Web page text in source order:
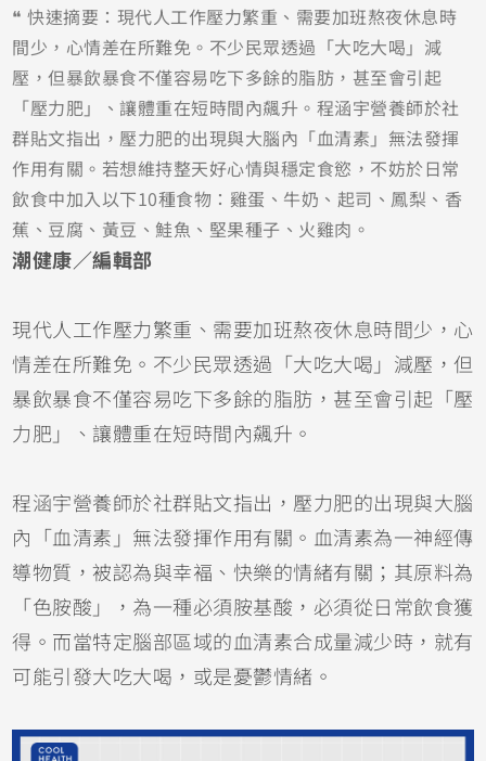
❝ 快速摘要：現代人工作壓力繁重、需要加班熬夜休息時
間少，心情差在所難免。不少民眾透過「大吃大喝」減
壓，但暴飲暴食不僅容易吃下多餘的脂肪，甚至會引起
「壓力肥」、讓體重在短時間內飆升。程涵宇營養師於社
群貼文指出，壓力肥的出現與大腦內「血清素」無法發揮
作用有關。若想維持整天好心情與穩定食慾，不妨於日常
飲食中加入以下10種食物：雞蛋、牛奶、起司、鳳梨、香
蕉、豆腐、黃豆、鮭魚、堅果種子、火雞肉。
潮健康／編輯部
現代人工作壓力繁重、需要加班熬夜休息時間少，心
情差在所難免。不少民眾透過「大吃大喝」減壓，但
暴飲暴食不僅容易吃下多餘的脂肪，甚至會引起「壓
力肥」、讓體重在短時間內飆升。
程涵宇營養師於社群貼文指出，壓力肥的出現與大腦
內「血清素」無法發揮作用有關。血清素為一神經傳
導物質，被認為與幸褔、快樂的情緒有關；其原料為
「色胺酸」，為一種必須胺基酸，必須從日常飲食獲
得。而當特定腦部區域的血清素合成量減少時，就有
可能引發大吃大喝，或是憂鬱情緒。